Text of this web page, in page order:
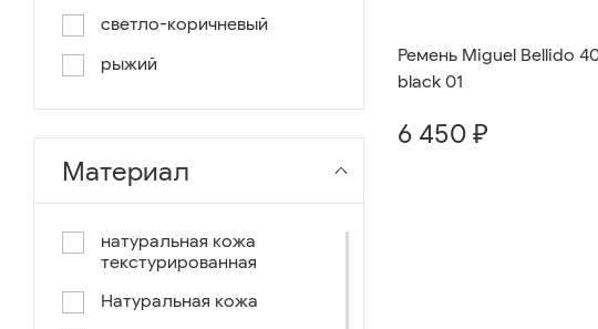
светло-коричневый
рыжий
серо-коричневый
светло-голубой
чёрный-коричневый
комбинированный
коричнево-зеленый
Материал
натуральная кожа
текстурированная
Натуральная кожа
Ремень Miguel Bellido
black 01
6 450 ₽